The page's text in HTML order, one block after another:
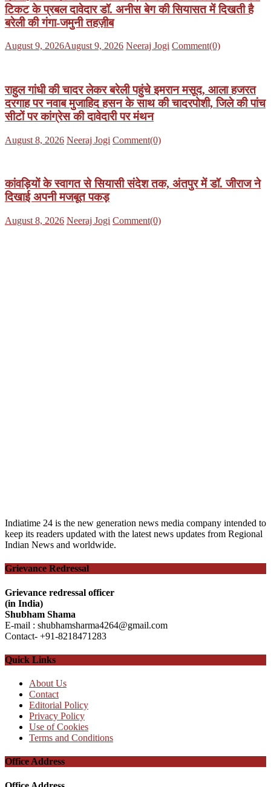
टिकट के प्रबल दावेदार डॉ. अनीस बेग की सियासत में दिखती है
बरेली की गंगा-जमुनी तहज़ीब
Posted
August 9, 2026August 9, 2026 Author
Neeraj Jogi Comment(0)
राहुल गांधी की चादर लेकर बरेली पहुंचे इमरान मसूद, आला हजरत
दरगाह पर नवाब मुजाहिद हसन के साथ की चादरपोशी, जिले की पांच
सीटों पर कांग्रेस की दावेदारी पर मंथन
Posted
August 8, 2026 Author
Neeraj Jogi Comment(0)
कांवड़ियों के स्वागत से सियासी संदेश तक, अंतपुर में डॉ. जीराज ने
दिखाई अपनी मजबूत पकड़
Posted
August 8, 2026 Author
Neeraj Jogi Comment(0)
Indiatime 24 is the new generation news media company intended to
keep its readers updated with the latest news updates from Regional
Indian News and worldwide.
Grievance Redressal
Grievance redressal officer
(in India)
Shubham Shama
E-mail : shubhamsharma4264@gmail.com
Contact- +91-8218471283
Quick Links
About Us
Contact
Editorial Policy
Privacy Policy
Use of Cookies
Terms and Conditions
Office Address